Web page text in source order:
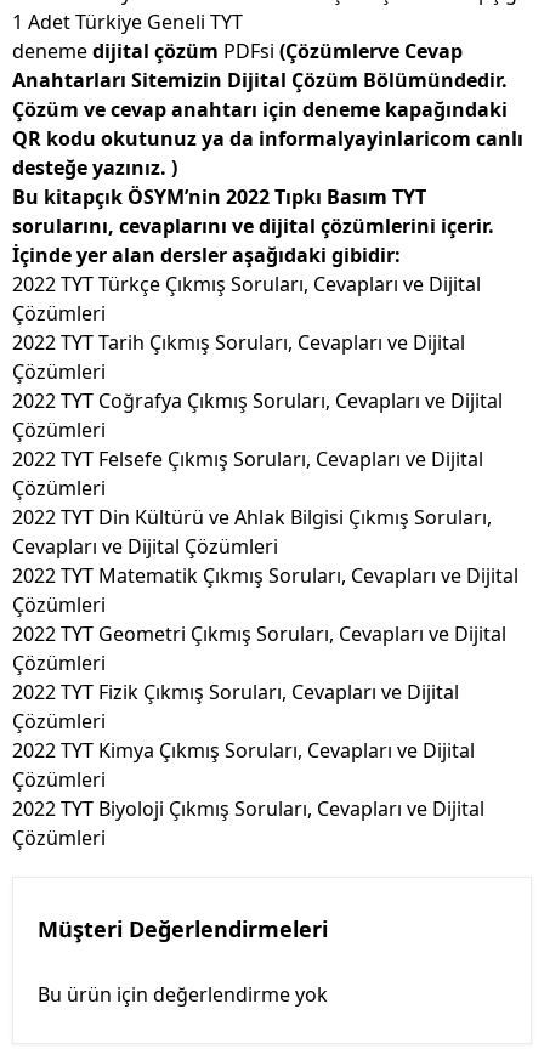
1 Adet Türkiye Geneli TYT
denemedijital çözüm PDFsi (Çözümlerve Cevap
Anahtarları Sitemizin Dijital Çözüm Bölümündedir.
Çözüm ve cevap anahtarı için deneme kapağındaki
QR kodu okutunuz ya da informalyayinlaricom canlı
desteğe yazınız. )
Bu kitapçık ÖSYM’nin 2022 Tıpkı Basım TYT
sorularını, cevaplarını ve dijital çözümlerini içerir.
İçinde yer alan dersler aşağıdaki gibidir:
2022 TYT Türkçe Çıkmış Soruları, Cevapları ve Dijital
Çözümleri
2022 TYT Tarih Çıkmış Soruları, Cevapları ve Dijital
Çözümleri
2022 TYT Coğrafya Çıkmış Soruları, Cevapları ve Dijital
Çözümleri
2022 TYT Felsefe Çıkmış Soruları, Cevapları ve Dijital
Çözümleri
2022 TYT Din Kültürü ve Ahlak Bilgisi Çıkmış Soruları,
Cevapları ve Dijital Çözümleri
2022 TYT Matematik Çıkmış Soruları, Cevapları ve Dijital
Çözümleri
2022 TYT Geometri Çıkmış Soruları, Cevapları ve Dijital
Çözümleri
2022 TYT Fizik Çıkmış Soruları, Cevapları ve Dijital
Çözümleri
2022 TYT Kimya Çıkmış Soruları, Cevapları ve Dijital
Çözümleri
2022 TYT Biyoloji Çıkmış Soruları, Cevapları ve Dijital
Çözümleri
Müşteri Değerlendirmeleri
Bu ürün için değerlendirme yok